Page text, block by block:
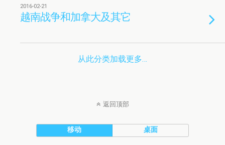
2016-02-21
越南战争和加拿大及其它
从此分类加载更多…
返回顶部
移动 桌面